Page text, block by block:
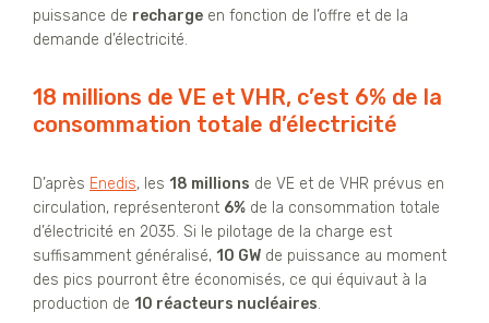
puissance de recharge en fonction de l’offre et de la
demande d’électricité.
18 millions de VE et VHR, c’est 6% de la
consommation totale d’électricité
D’après Enedis, les 18 millions de VE et de VHR prévus en
circulation, représenteront 6% de la consommation totale
d’électricité en 2035. Si le pilotage de la charge est
suffisamment généralisé, 10 GW de puissance au moment
des pics pourront être économisés, ce qui équivaut à la
production de 10 réacteurs nucléaires.